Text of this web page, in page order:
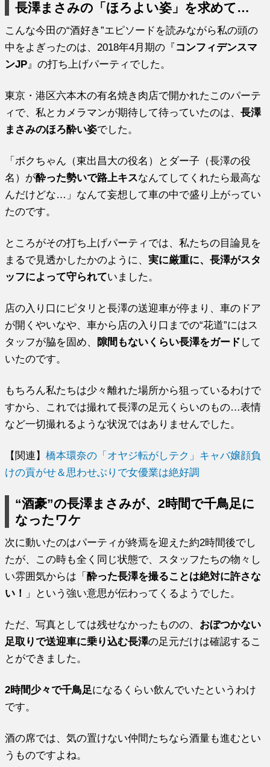
長澤まさみの「ほろよい姿」を求めて…
こんな今田の“酒好き”エピソードを読みながら私の頭の
中をよぎったのは、2018年4月期の『 コンフィデンスマ
ンJP 』の打ち上げパーティでした。
東京・港区六本木の有名焼き肉店で開かれたこのパーテ
ィで、私とカメラマンが期待して待っていたのは、長澤
まさみのほろ酔い姿でした。
「ボクちゃん（東出昌大の役名）とダー子（長澤の役
名）が酔った勢いで路上キスなんてしてくれたら最高な
んだけどな…」なんて妄想して車の中で盛り上がってい
たのです。
ところがその打ち上げパーティでは、私たちの目論見を
まるで見透かしたかのように、実に厳重に、長澤がスタ
ッフによって守られていました。
店の入り口にピタリと長澤の送迎車が停まり、車のドア
が開くやいなや、車から店の入り口までの“花道”にはス
タッフが脇を固め、 隙間もないくらい長澤をガード して
いたのです。
もちろん私たちは少々離れた場所から狙っているわけで
すから、これでは撮れて長澤の足元くらいのもの…表情
など一切撮れるような状況ではありませんでした。
【関連】橋本環奈の「オヤジ転がしテク」キャバ嬢顔負
けの貢がせ＆思わせぶりで女優業は絶好調
“酒豪”の長澤まさみが、2時間で千鳥足に
なったワケ
次に動いたのはパーティが終焉を迎えた約2時間後でし
たが、この時も全く同じ状態で、スタッフたちの物々し
い雰囲気からは「酔った長澤を撮ることは絶対に許さな
い！
」という強い意思が伝わってくるようでした。
ただ、写真としては残せなかったものの、 おぼつかない
足取りで送迎車に乗り込む長澤の足元だけは確認するこ
とができました。
2時間少々で千鳥足になるくらい飲んでいたというわけ
です。
酒の席では、気の置けない仲間たちなら酒量も進むとい
うものですよね。